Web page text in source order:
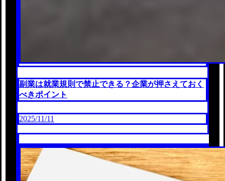
副業は就業規則で禁止できる？企業が押さえておく
べきポイント
2025/11/11